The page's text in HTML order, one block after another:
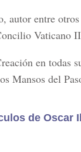
autor entre
Vaticano
en todas
Mansos del
de Oscar